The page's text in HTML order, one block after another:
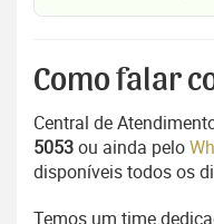
Como falar
Central de
5053ou ainda pelo
disponíveis todos os
Temos um time